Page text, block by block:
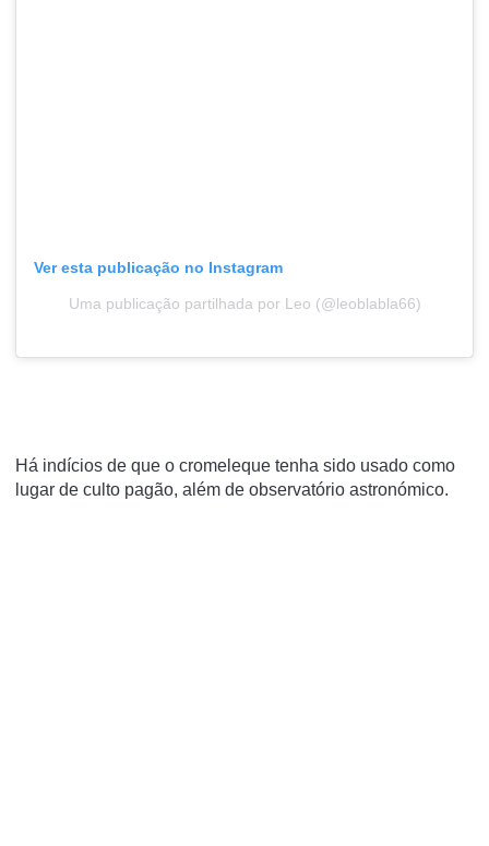
Ver esta publicação no Instagram
Uma publicação partilhada por Leo (@leoblabla66)
Há indícios de que o cromeleque tenha sido usado como
lugar de culto pagão, além de observatório astronómico.